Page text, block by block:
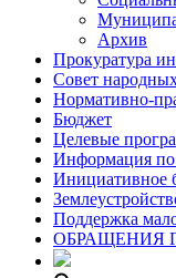
Архив
Прокуратура
Совет
Нормативно-
Бюджет
Целевые
Информация по
Инициативное
Поддержка
ОБРАЩЕНИЯ